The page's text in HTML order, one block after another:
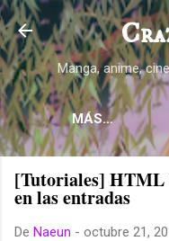
Ir al
Manga, anime,
MÁS…
[Tutoriales]
en las entradas
De Naeun - octubre 21,